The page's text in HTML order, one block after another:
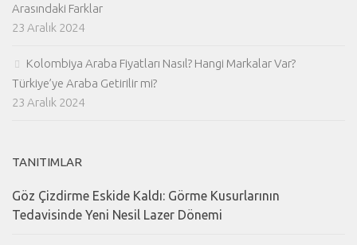
Arasındaki Farklar
23 Aralık 2024
Kolombiya Araba Fiyatları Nasıl? Hangi Markalar Var?
Türkiye’ye Araba Getirilir mi?
23 Aralık 2024
TANITIMLAR
Göz Çizdirme Eskide Kaldı: Görme Kusurlarının
Tedavisinde Yeni Nesil Lazer Dönemi